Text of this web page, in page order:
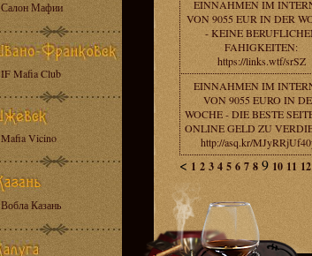
Салон Мафии
IF Mafia Club
Mafia Vicino
Вобла Казань
EINNAHMEN IM
VON 9055 EUR IN DER
- KEINE
FAHIGKEITEN:
https://links.wtf/srSZ
EINNAHMEN IM
VON 9055 EURO IN
WOCHE - DIE BESTE
ONLINE GELD ZU
http://asq.kr/
< 1 2 3 4 5 6 7 89 10 11 12